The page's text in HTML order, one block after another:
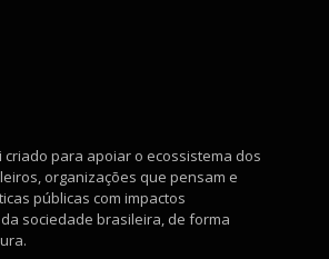
criado para apoiar o ecossistema dos
organizações que pensam e
públicas com impactos
sociedade brasileira, de forma